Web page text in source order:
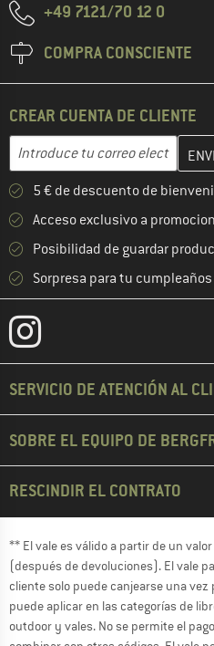
+49 7121/70 12 0
COMPRA CONSCIENTE
CREAR CUENTA DE CLIENTE
Dirección de correo electrónico
Introduce aquí tu dirección de
5 € de descuento de
Acceso exclusivo a
Posibilidad de guardar
Sorpresa para tu cumpleaños
SERVICIO DE ATENCIÓN AL
SOBRE EL EQUIPO DE
RESCINDIR EL CONTRATO
** El vale es válido a partir de un
(después de devoluciones). El vale
cliente solo puede canjearse una
puede aplicar en las categorías de
outdoor y vales. No se permite el